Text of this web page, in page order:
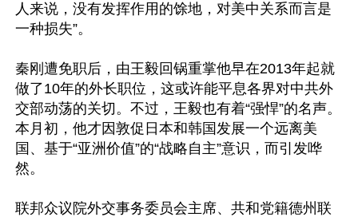
人来说，没有发挥作用的馀地，对美中关系而言是
一种损失”。
秦刚遭免职后，由王毅回锅重掌他早在2013年起就
做了10年的外长职位，这或许能平息各界对中共外
交部动荡的关切。不过，王毅也有着“强悍”的名声。
本月初，他才因敦促日本和韩国发展一个远离美
国、基于“亚洲价值”的“战略自主”意识，而引发哗
然。
联邦众议院外交事务委员会主席、共和党籍德州联